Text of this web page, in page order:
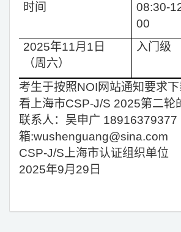
时间
08:30-
00
2025年11月1日
（周六）
入门级
考生于按照NOI网站通知要求
看上海市CSP-J/S 2025第二轮
联系人：吴申广 18916379377
箱:wushenguang@sina.com
CSP-J/S上海市认证组织单位
2025年9月29日